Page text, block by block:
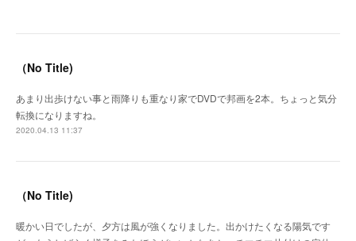
（No Title)
あまり出歩けない事と雨降りも重なり家でDVDで邦画を2本。ちょっと気分
転換になりますね。
2020.04.13 11:37
（No Title)
暖かい日でしたが、夕方は風が強くなりました。出かけたくなる陽気です